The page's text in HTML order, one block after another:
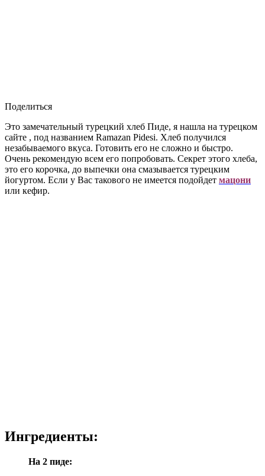
Поделиться
Это замечательный турецкий хлеб Пиде, я нашла на турецком
сайте , под названием Ramazan Pidesi. Хлеб получился
незабываемого вкуса. Готовить его не сложно и быстро.
Очень рекомендую всем его попробовать. Секрет этого хлеба,
это его корочка, до выпечки она смазывается турецким
йогуртом. Если у Вас такового не имеется подойдет мацони
или кефир.
Ингредиенты:
На 2 пиде: